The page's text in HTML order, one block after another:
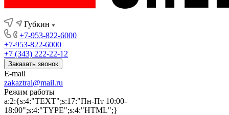
Губкин
+7-953-822-6000
+7-953-822-6000
+7 (343) 222-22-12
Заказать звонок
E-mail
zakaztral@mail.ru
Режим работы
a:2:{s:4:"TEXT";s:17:"Пн-Пт 10:00-
18:00";s:4:"TYPE";s:4:"HTML";}